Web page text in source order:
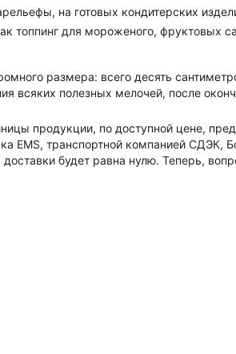
на готовых кондитерских
топпинг для мороженого, фруктовых
размера: всего десять
всяких полезных мелочей, после
продукции, по доступной цене,
EMS, транспортной компанией СДЭК,
будет равна нулю. Теперь,